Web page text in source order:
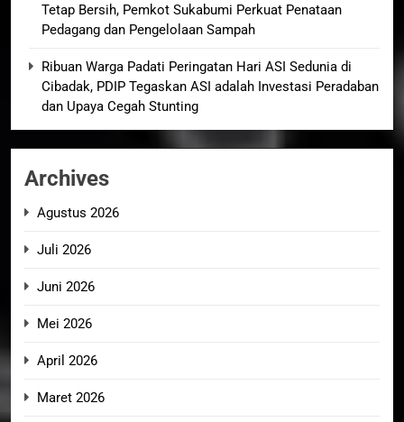
Tetap Bersih, Pemkot Sukabumi Perkuat Penataan
Pedagang dan Pengelolaan Sampah
Ribuan Warga Padati Peringatan Hari ASI Sedunia di
Cibadak, PDIP Tegaskan ASI adalah Investasi Peradaban
dan Upaya Cegah Stunting
Archives
Agustus 2026
Juli 2026
Juni 2026
Mei 2026
April 2026
Maret 2026